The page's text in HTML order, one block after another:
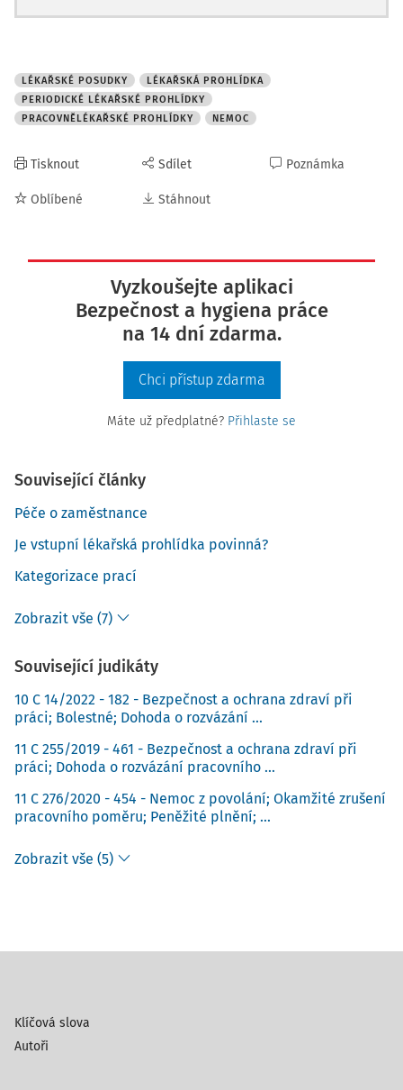
LÉKAŘSKÉ POSUDKY
LÉKAŘSKÁ PROHLÍDKA
PERIODICKÉ LÉKAŘSKÉ PROHLÍDKY
PRACOVNĚLÉKAŘSKÉ PROHLÍDKY
NEMOC
Tisknout
Oblíbené
Sdílet
Stáhnout
Poznámka
Vyzkoušejte aplikaci
Bezpečnost a hygiena práce
na 14 dní zdarma.
Chci přístup zdarma
Máte už předplatné? Přihlaste se
Související články
Péče o zaměstnance
Je vstupní lékařská prohlídka povinná?
Kategorizace prací
Zobrazit vše (7)
Související judikáty
10 C 14/2022 - 182 - Bezpečnost a ochrana zdraví při
práci; Bolestné; Dohoda o rozvázání ...
11 C 255/2019 - 461 - Bezpečnost a ochrana zdraví při
práci; Dohoda o rozvázání pracovního ...
11 C 276/2020 - 454 - Nemoc z povolání; Okamžité zrušení
pracovního poměru; Peněžité plnění; ...
Zobrazit vše (5)
Klíčová slova
Autoři